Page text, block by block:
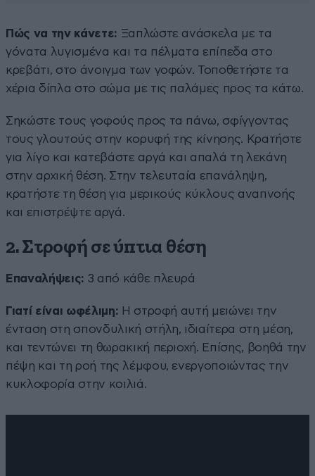
Πώς να την κάνετε: Ξαπλώστε ανάσκελα με τα
γόνατα λυγισμένα και τα πέλματα επίπεδα στο
κρεβάτι, στο άνοιγμα των γοφών. Τοποθετήστε τα
χέρια δίπλα στο σώμα με τις παλάμες προς τα κάτω.
Σηκώστε τους γοφούς προς τα πάνω, σφίγγοντας
τους γλουτούς στην κορυφή της κίνησης. Κρατήστε
για λίγο και κατεβάστε αργά και απαλά τη λεκάνη
στην αρχική θέση. Στην τελευταία επανάληψη,
κρατήστε τη θέση για μερικούς κύκλους αναπνοής
και επιστρέψτε αργά.
2. Στροφή σε ύπτια θέση
Επαναλήψεις: 3 από κάθε πλευρά
Γιατί είναι ωφέλιμη: Η στροφή αυτή μειώνει την
ένταση στη σπονδυλική στήλη, ιδιαίτερα στη μέση,
και τεντώνει τη θωρακική περιοχή. Επίσης, βοηθά την
πέψη και τη ροή της λέμφου, ενεργοποιώντας την
κυκλοφορία στην κοιλιά.